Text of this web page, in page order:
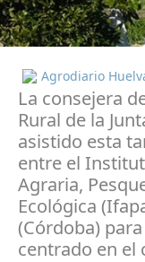
Agrodiario
La consejera
Rural de la
asistido esta
entre el
Agraria,
Ecológica
(Córdoba)
centrado en el